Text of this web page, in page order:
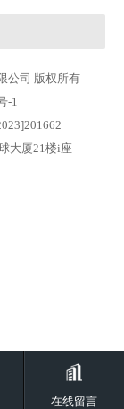
公司 版权所有
-1
大厦21楼i座
在线留言